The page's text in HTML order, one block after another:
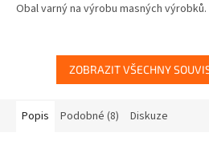
Obal varný na výrobu masných výrobků.
ZOBRAZIT VŠECHNY
Popis Podobné (8) Diskuze